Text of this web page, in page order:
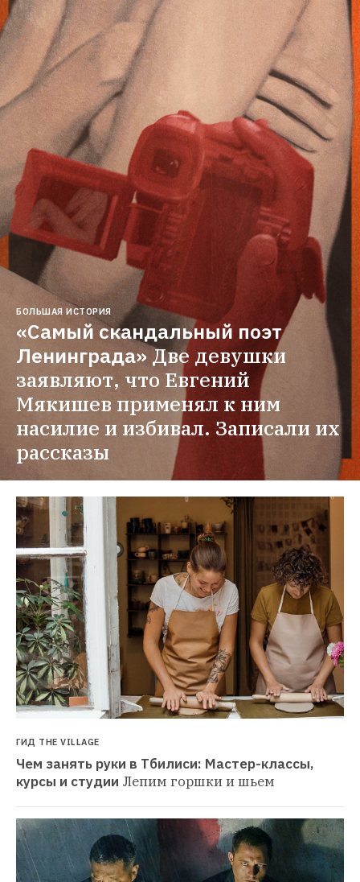
БОЛЬШАЯ ИСТОРИЯ
«Самый скандальный поэт
Ленинграда»Две девушки
заявляют, что Евгений
Мякишев применял к ним
насилие и избивал. Записали их
рассказы
ГИД THE VILLAGE
Чем занять руки в Тбилиси: Мастер-классы,
курсы и студии Лепим горшки и шьем